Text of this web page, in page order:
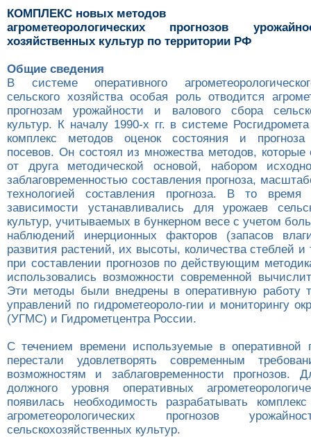
КОМПЛЕКС новых методов
агрометеорологических прогнозов
хозяйственных культур по территории РФ
Общие сведения
В системе оперативного
сельского хозяйства особая роль отводится
прогнозам урожайности и валового сбора
культур. К началу 1990-х гг. в системе
комплекс методов оценок состояния и прогноза
посевов. Он состоял из множества методов, которые
от друга методической основой, набором
заблаговременностью составления прогноза,
технологией составления прогноза. В то время
зависимости устанавливались для урожаев
культур, учитываемых в бункерном весе с учетом
наблюдений инерционных факторов (запасов
развития растений, их высоты, количества стеблей и
при составлении прогнозов по действующим
использовались возможности современной
Эти методы были внедрены в оперативную работу
управлений по гидрометеороло-гии и мониторингу
(УГМС) и Гидрометцентра России.
С течением времени используемые в оперативной
перестали удовлетворять современным
возможностям и заблаговременности прогнозов.
должного уровня оперативных
появилась необходимость разрабатывать
агрометеорологических прогнозов
сельскохозяйственных культур.